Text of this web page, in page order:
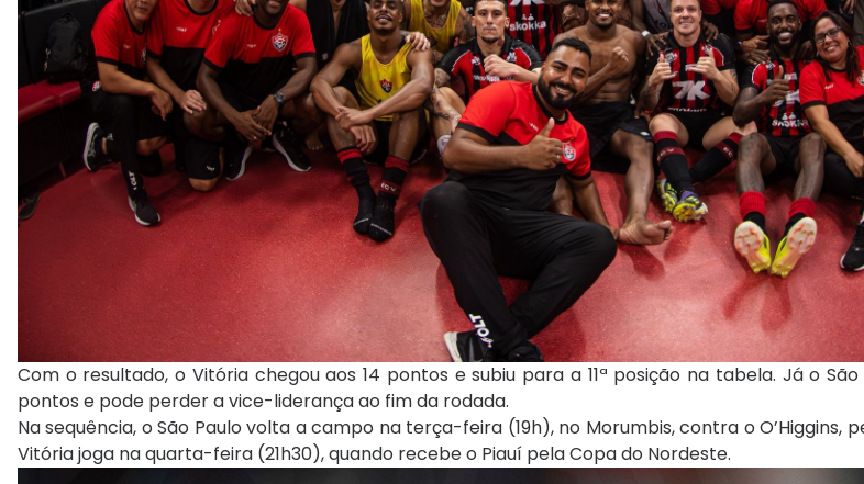
Com o resultado, o Vitória chegou aos 14 pontos e subiu para a 11ª posição na tabela. Já o
pontos e pode perder a vice-liderança ao fim da rodada.
Na sequência, o São Paulo volta a campo na terça-feira (19h), no Morumbis, contra o O’Higgins,
Vitória joga na quarta-feira (21h30), quando recebe o Piauí pela Copa do Nordeste.